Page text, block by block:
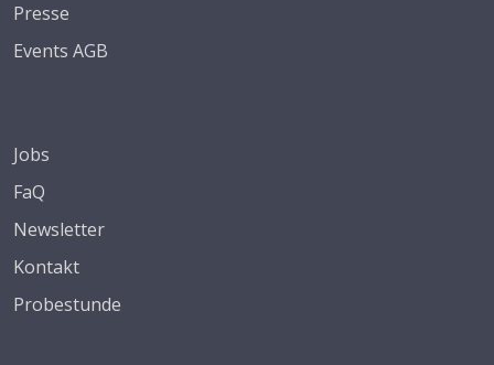
Presse
Events AGB
Jobs
FaQ
Newsletter
Kontakt
Probestunde